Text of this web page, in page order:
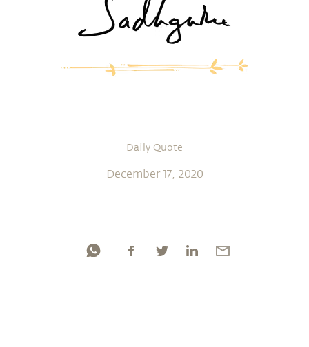
Daily Quote
December 17, 2020